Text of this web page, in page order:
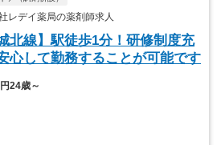
デイ薬局の薬剤師求人
北線】駅徒歩1分！研修制度充
心して勤務することが可能です
24歳～